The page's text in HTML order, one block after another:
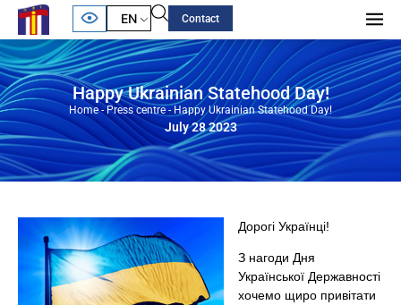
EN Contact
Happy Ukrainian Statehood Day!
Home-Press centre-Happy Ukrainian Statehood Day!
July 28 2023
Дорогі Українці!
З нагоди Дня
Української Державності
хочемо щиро привітати